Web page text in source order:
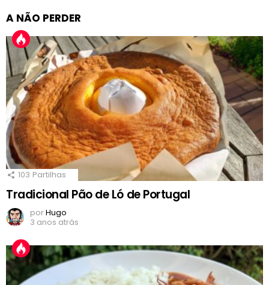
A NÃO PERDER
103 Partilhas
Tradicional Pão de Ló de Portugal
porHugo
3 anos atrás